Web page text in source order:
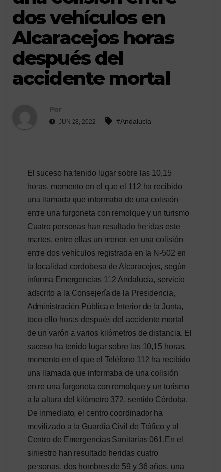
dos vehículos en
Alcaracejos horas
después del
accidente mortal
Por
JUN 28, 2022 #Andalucía
El suceso ha tenido lugar sobre las 10,15
horas, momento en el que el 112 ha recibido
una llamada que informaba de una colisión
entre una furgoneta con remolque y un turismo
Cuatro personas han resultado heridas este
martes, entre ellas un menor, en una colisión
entre dos vehículos registrada en la N-502 en
la localidad cordobesa de Alcaracejos, según
informa Emergencias 112 Andalucía, servicio
adscrito a la Consejería de la Presidencia,
Administración Pública e Interior de la Junta,
todo ello horas después del accidente mortal
de un varón a varios kilómetros de distancia. El
suceso ha tenido lugar sobre las 10,15 horas,
momento en el que el Teléfono 112 ha recibido
una llamada que informaba de una colisión
entre una furgoneta con remolque y un turismo
a la altura del kilómetro 372, sentido Córdoba.
De inmediato, el centro coordinador ha
movilizado a la Guardia Civil de Tráfico y al
Centro de Emergencias Sanitarias 061.En el
siniestro han resultado heridas cuatro
personas, dos hombres de 59 y 36 años, una